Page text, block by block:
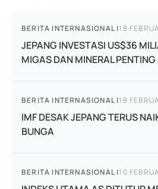
BERITA INTERNASIONAL |18
JEPANG INVESTASI US$36
MIGAS DAN MINERAL PENTING
BERITA INTERNASIONAL |18
IMF DESAK JEPANG TERUS
BUNGA
BERITA INTERNASIONAL |10